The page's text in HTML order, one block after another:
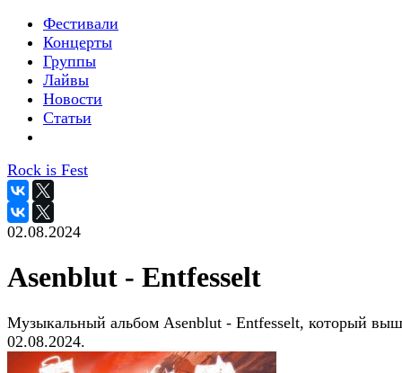
Фестивали
Концерты
Группы
Лайвы
Новости
Статьи
Rock is Fest
02.08.2024
Asenblut - Entfesselt
Музыкальный альбом Asenblut - Entfesselt, который
02.08.2024.